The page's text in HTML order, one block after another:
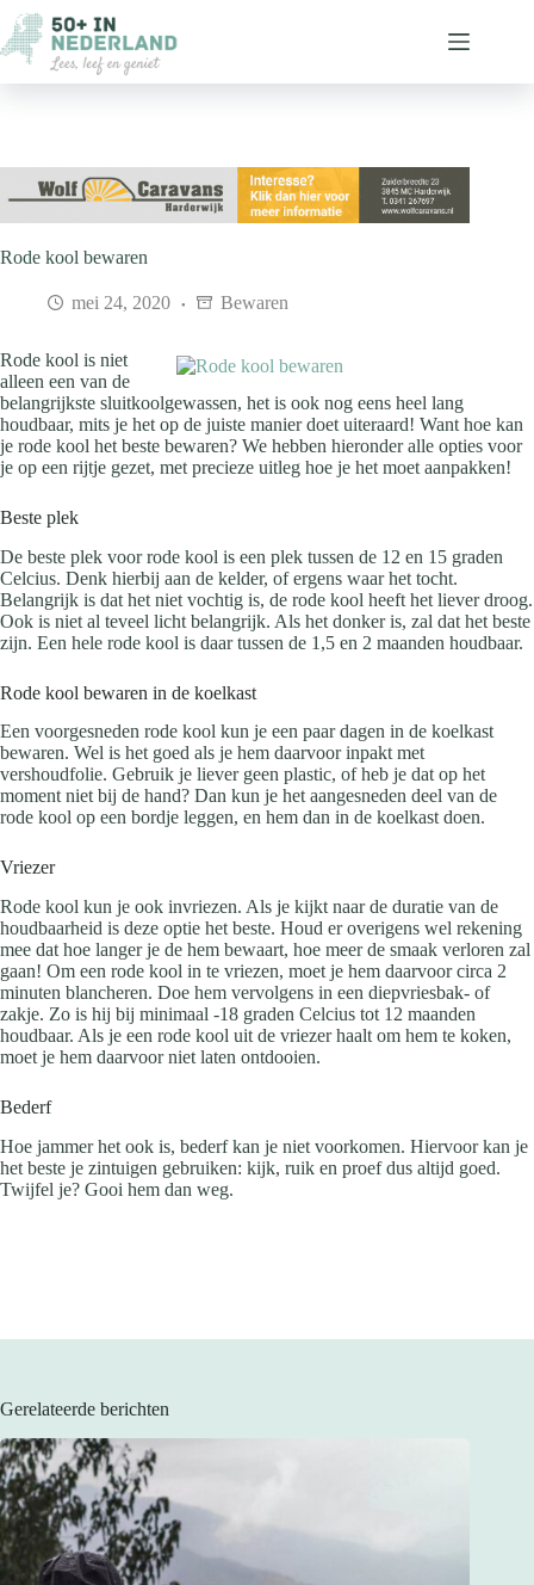
naar
de
inhoud
Rode kool bewaren
mei 24, 2020 Bewaren
Rode kool is niet
alleen een van de
belangrijkste sluitkoolgewassen, het is ook nog eens heel lang
houdbaar, mits je het op de juiste manier doet uiteraard! Want hoe kan
je rode kool het beste bewaren? We hebben hieronder alle opties voor
je op een rijtje gezet, met precieze uitleg hoe je het moet aanpakken!
Beste plek
De beste plek voor rode kool is een plek tussen de 12 en 15 graden
Celcius. Denk hierbij aan de kelder, of ergens waar het tocht.
Belangrijk is dat het niet vochtig is, de rode kool heeft het liever droog.
Ook is niet al teveel licht belangrijk. Als het donker is, zal dat het beste
zijn. Een hele rode kool is daar tussen de 1,5 en 2 maanden houdbaar.
Rode kool bewaren in de koelkast
Een voorgesneden rode kool kun je een paar dagen in de koelkast
bewaren. Wel is het goed als je hem daarvoor inpakt met
vershoudfolie. Gebruik je liever geen plastic, of heb je dat op het
moment niet bij de hand? Dan kun je het aangesneden deel van de
rode kool op een bordje leggen, en hem dan in de koelkast doen.
Vriezer
Rode kool kun je ook invriezen. Als je kijkt naar de duratie van de
houdbaarheid is deze optie het beste. Houd er overigens wel rekening
mee dat hoe langer je de hem bewaart, hoe meer de smaak verloren zal
gaan! Om een rode kool in te vriezen, moet je hem daarvoor circa 2
minuten blancheren. Doe hem vervolgens in een diepvriesbak- of
zakje. Zo is hij bij minimaal -18 graden Celcius tot 12 maanden
houdbaar. Als je een rode kool uit de vriezer haalt om hem te koken,
moet je hem daarvoor niet laten ontdooien.
Bederf
Hoe jammer het ook is, bederf kan je niet voorkomen. Hiervoor kan je
het beste je zintuigen gebruiken: kijk, ruik en proef dus altijd goed.
Twijfel je? Gooi hem dan weg.
Gerelateerde berichten